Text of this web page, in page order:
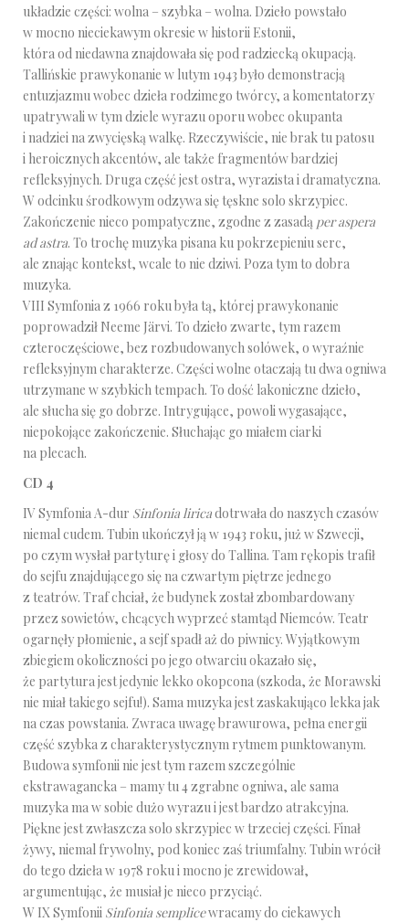
układzie części: wolna – szybka – wolna. Dzieło powstało
w mocno nieciekawym okresie w historii Estonii,
która od niedawna znajdowała się pod radziecką okupacją.
Tallińskie prawykonanie w lutym 1943 było demonstracją
entuzjazmu wobec dzieła rodzimego twórcy, a komentatorzy
upatrywali w tym dziele wyrazu oporu wobec okupanta
i nadziei na zwycięską walkę. Rzeczywiście, nie brak tu patosu
i heroicznych akcentów, ale także fragmentów bardziej
refleksyjnych. Druga część jest ostra, wyrazista i dramatyczna.
W odcinku środkowym odzywa się tęskne solo skrzypiec.
Zakończenie nieco pompatyczne, zgodne z zasadą per aspera
ad astra. To trochę muzyka pisana ku pokrzepieniu serc,
ale znając kontekst, wcale to nie dziwi. Poza tym to dobra
muzyka.
VIII Symfonia z 1966 roku była tą, której prawykonanie
poprowadził Neeme Järvi. To dzieło zwarte, tym razem
czteroczęściowe, bez rozbudowanych solówek, o wyraźnie
refleksyjnym charakterze. Części wolne otaczają tu dwa ogniwa
utrzymane w szybkich tempach. To dość lakoniczne dzieło,
ale słucha się go dobrze. Intrygujące, powoli wygasające,
niepokojące zakończenie. Słuchając go miałem ciarki
na plecach.
CD 4
IV Symfonia A-dur Sinfonia liricadotrwała do naszych czasów
niemal cudem. Tubin ukończył ją w 1943 roku, już w Szwecji,
po czym wysłał partyturę i głosy do Tallina. Tam rękopis trafił
do sejfu znajdującego się na czwartym piętrze jednego
z teatrów. Traf chciał, że budynek został zbombardowany
przez sowietów, chcących wyprzeć stamtąd Niemców. Teatr
ogarnęły płomienie, a sejf spadł aż do piwnicy. Wyjątkowym
zbiegiem okoliczności po jego otwarciu okazało się,
że partytura jest jedynie lekko okopcona (szkoda, że Morawski
nie miał takiego sejfu!). Sama muzyka jest zaskakująco lekka jak
na czas powstania. Zwraca uwagę brawurowa, pełna energii
część szybka z charakterystycznym rytmem punktowanym.
Budowa symfonii nie jest tym razem szczególnie
ekstrawagancka – mamy tu 4 zgrabne ogniwa, ale sama
muzyka ma w sobie dużo wyrazu i jest bardzo atrakcyjna.
Piękne jest zwłaszcza solo skrzypiec w trzeciej części. Finał
żywy, niemal frywolny, pod koniec zaś triumfalny. Tubin wrócił
do tego dzieła w 1978 roku i mocno je zrewidował,
argumentując, że musiał je nieco przyciąć.
W IX Symfonii Sinfonia semplicewracamy do ciekawych